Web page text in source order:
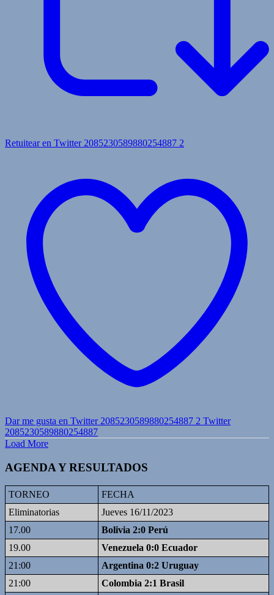
Retuitear en Twitter 2085230589880254887 2
Dar me gusta en Twitter 2085230589880254887 2 Twitter
2085230589880254887
Load More
AGENDA Y RESULTADOS
TORNEO
FECHA
Eliminatorias
Jueves 16/11/2023
17.00
Bolivia 2:0 Perú
19.00
Venezuela 0:0 Ecuador
21:00
Argentina 0:2 Uruguay
21:00
Colombia 2:1 Brasil